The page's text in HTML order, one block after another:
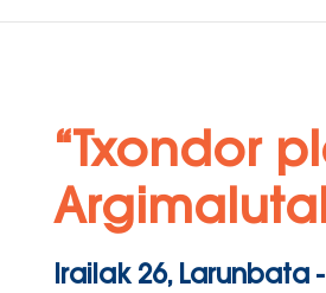
“Txondor
Irailak 26, Larunbata